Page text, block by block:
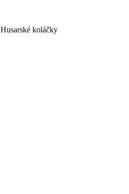
Husarské koláčky